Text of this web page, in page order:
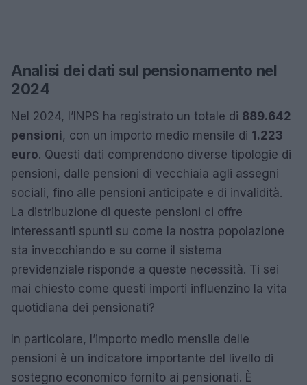
Analisi dei dati sul pensionamento nel
2024
Nel 2024, l’INPS ha registrato un totale di 889.642
pensioni, con un importo medio mensile di 1.223
euro. Questi dati comprendono diverse tipologie di
pensioni, dalle pensioni di vecchiaia agli assegni
sociali, fino alle pensioni anticipate e di invalidità.
La distribuzione di queste pensioni ci offre
interessanti spunti su come la nostra popolazione
sta invecchiando e su come il sistema
previdenziale risponde a queste necessità. Ti sei
mai chiesto come questi importi influenzino la vita
quotidiana dei pensionati?
In particolare, l’importo medio mensile delle
pensioni è un indicatore importante del livello di
sostegno economico fornito ai pensionati. È